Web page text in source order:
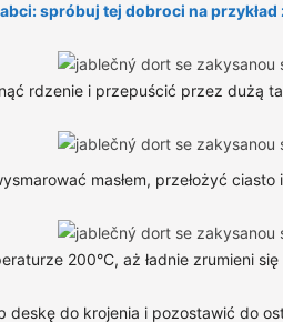
spróbuj tej dobroci na przykład
rdzenie i przepuścić przez dużą
masłem, przełożyć ciasto
200°C, aż ładnie zrumieni
deskę do krojenia i pozostawić do